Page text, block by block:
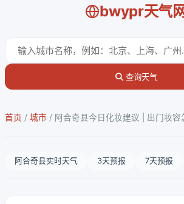
bwypr天气
查询天气
首页 / 城市 / 阿合奇县今日化妆建议 | 出门妆容
阿合奇县实时天气 3天预报 7天预报